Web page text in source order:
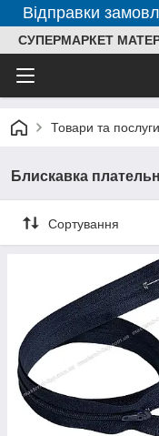
Відправки
СУПЕРМАРКЕТ
Товари та послуги
Блискавка
Сортування